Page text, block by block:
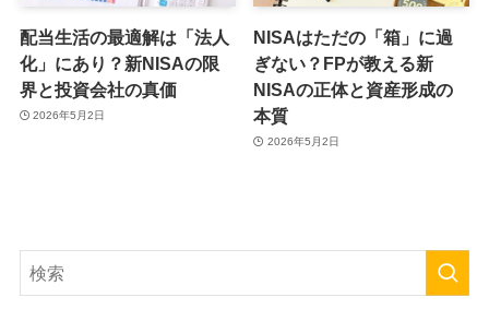
配当生活の最適解は「法人
化」にあり？新NISAの限
界と投資会社の真価
2026年5月2日
NISAはただの「箱」に過
ぎない？FPが教える新
NISAの正体と資産形成の
本質
2026年5月2日